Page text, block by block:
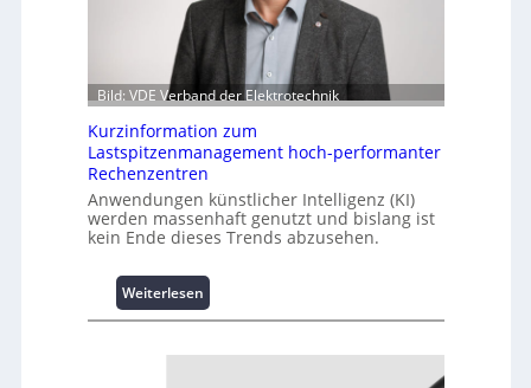
Bild: VDE Verband der Elektrotechnik
Kurzinformation zum
Lastspitzenmanagement hoch-performanter
Rechenzentren
Anwendungen künstlicher Intelligenz (KI)
werden massenhaft genutzt und bislang ist
kein Ende dieses Trends abzusehen.
Weiterlesen:
K
r